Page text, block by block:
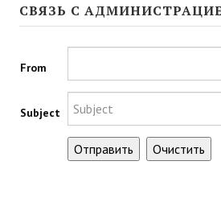
Star Wars Knights of the Old Republic 1
Star Wars Knights of the Old Republic 2
СВЯЗЬ С
From
Subject